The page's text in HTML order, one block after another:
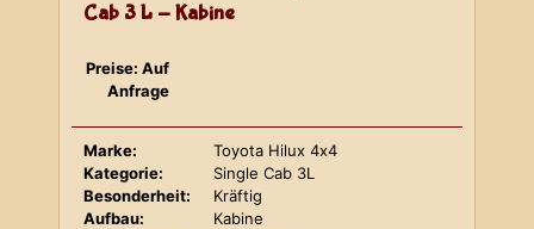
Cab 3 L - Kabine
Preise: Auf
Anfrage
Marke:
Toyota Hilux 4x4
Kategorie:
Single Cab 3L
Besonderheit:
Kräftig
Aufbau:
Kabine